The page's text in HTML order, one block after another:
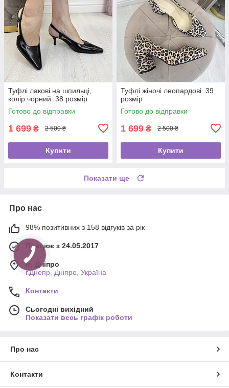
Туфлі лакові на шпильці,
колір чорний. 38 розмір
Готово до відправки
1 699 ₴ 2 500 ₴
Купити
Туфлі жіночі леопардові. 39
розмір
Готово до відправки
1 699 ₴ 2 500 ₴
Купити
Показати ще
Про нас
98% позитивних з 158 відгуків за рік
Працює з 24.05.2017
м. Дніпро
г.Днепр, Дніпро, Україна
Контакти
Сьогодні вихідний
Показати весь графік роботи
Про нас
Контакти